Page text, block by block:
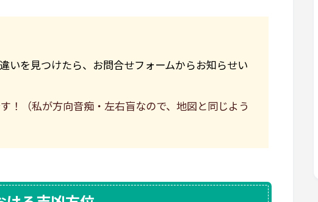
いを見つけたら、お問合せフォームからお知らせい
！（私が方向音痴・左右盲なので、地図と同じよう